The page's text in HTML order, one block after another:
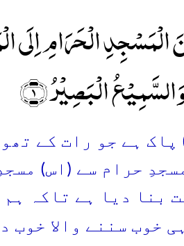
الۡحَرَامِ اِلَی
الۡبَصِیۡرُ ﴿۱﴾
پاک ہے جو رات کے
حرام سے (اس)
بنا دیا ہے تاکہ ہم
خوب سننے والا خوب